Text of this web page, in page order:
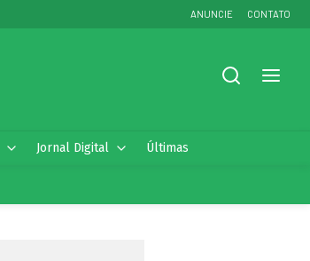
ANUNCIE CONTATO
Jornal Digital Últimas